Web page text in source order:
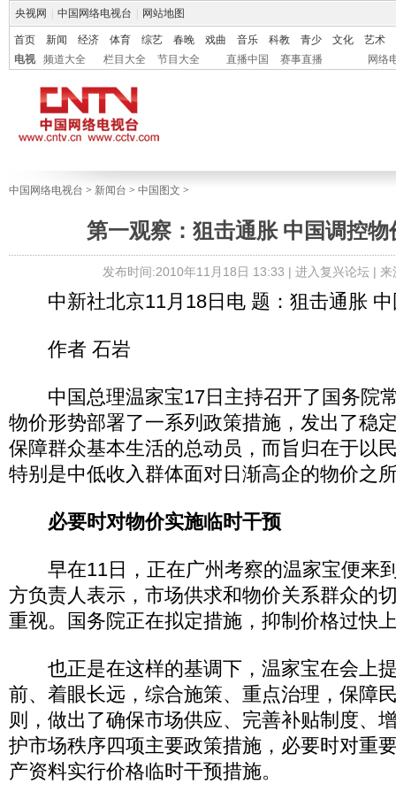
央视网 中国网络电视台 网站地图
首页 新闻 经济 体育 综艺 春晚 戏曲 音乐 科教 青少 文化
艺术
电视
频道大全 栏目大全 节目大全 直播中国 赛事直播 网络
中国网络电视台 > 新闻台 > 中国图文 >
第一观察：狙击通胀 中国调控物
发布时间:2010年11月18日 13:33 | 进入复兴论坛| 来
中新社北京11月18日电 题：狙击通胀 中
作者 石岩
中国总理温家宝17日主持召开了国务院
物价形势部署了一系列政策措施，发出了稳
保障群众基本生活的总动员，而旨归在于以
特别是中低收入群体面对日渐高企的物价之
必要时对物价实施临时干预
早在11日，正在广州考察的温家宝便来
方负责人表示，市场供求和物价关系群众的
重视。国务院正在拟定措施，抑制价格过快
也正是在这样的基调下，温家宝在会上提
前、着眼长远，综合施策、重点治理，保障
则，做出了确保市场供应、完善补贴制度、
护市场秩序四项主要政策措施，必要时对重
产资料实行价格临时干预措施。